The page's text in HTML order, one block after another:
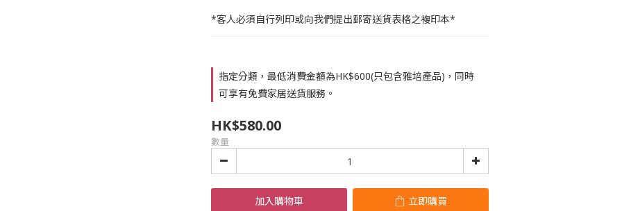
*客人必須自行列印或向我們提出郵寄送貨表格之複印本*
指定分類，最低消費金額為HK$600(只包含雅培產品)，同時
可享有免費家居送貨服務。
HK$580.00
數量
加入購物車 立即購買